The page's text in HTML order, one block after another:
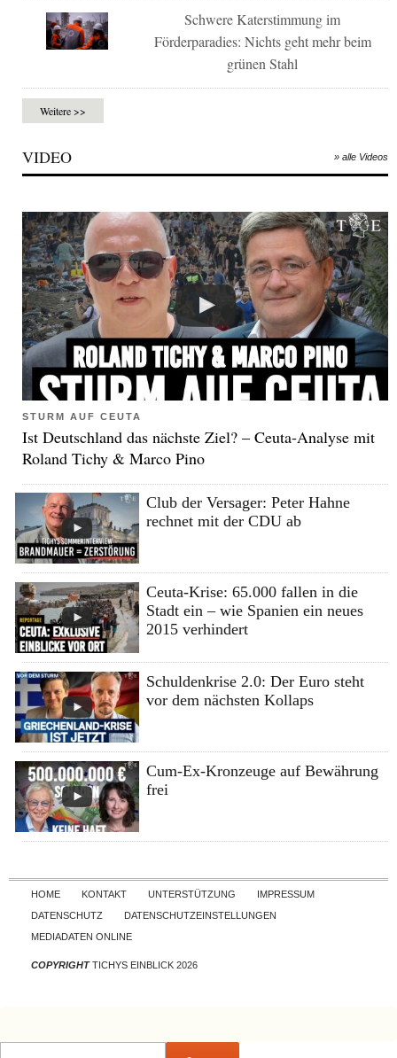
Schwere Katerstimmung im
Förderparadies: Nichts geht mehr beim
grünen Stahl
Weitere >>
VIDEO » alle Videos
STURM AUF CEUTA
Ist Deutschland das nächste Ziel? – Ceuta-Analyse mit
Roland Tichy & Marco Pino
Club der Versager: Peter Hahne
rechnet mit der CDU ab
Ceuta-Krise: 65.000 fallen in die
Stadt ein – wie Spanien ein neues
2015 verhindert
Schuldenkrise 2.0: Der Euro steht
vor dem nächsten Kollaps
Cum-Ex-Kronzeuge auf Bewährung
frei
Skip to content
HOME KONTAKT UNTERSTÜTZUNG
IMPRESSUM
DATENSCHUTZ
DATENSCHUTZEINSTELLUNGEN
MEDIADATEN ONLINE
COPYRIGHTTICHYS EINBLICK 2026